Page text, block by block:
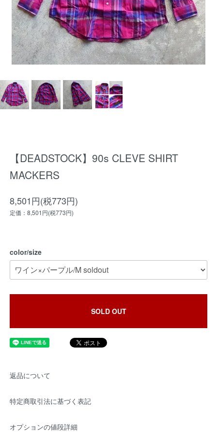
【DEADSTOCK】90s CLEVE SHIRT
MACKERS
8,501円(税773円)
定価：8,501円(税773円)
color/size
SOLD OUT
返品について
特定商取引法に基づく表記
オプションの値段詳細